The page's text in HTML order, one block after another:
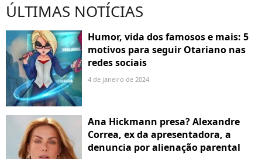
ÚLTIMAS NOTÍCIAS
Humor, vida dos famosos e mais: 5
motivos para seguir Otariano nas
redes sociais
4 de janeiro de 2024
Ana Hickmann presa? Alexandre
Correa, ex da apresentadora, a
denuncia por alienação parental